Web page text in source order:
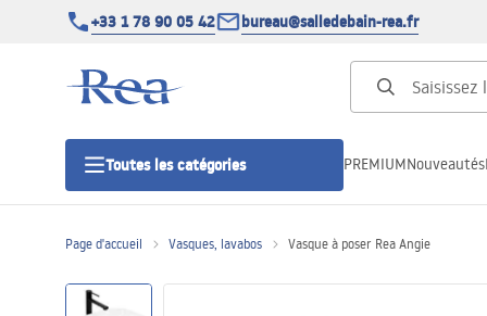
+33 1 78 90 05 42 bureau@salledebain-rea.fr
Toutes les catégories PREMIUMNouveautés
Page d'accueil Vasques, lavabos Vasque à poser Rea Angie